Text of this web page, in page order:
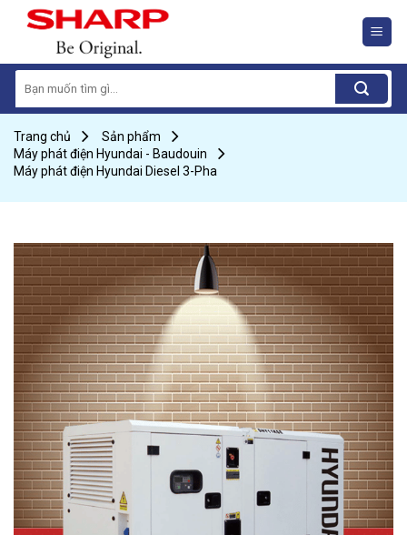
for:
Trang chủ
Sản phẩm
Máy phát điện Hyundai - Baudouin
Máy phát điện Hyundai Diesel 3-Pha